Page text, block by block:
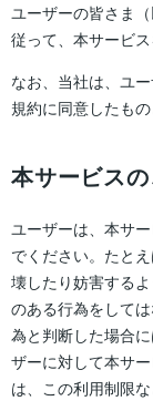
ユーザーの皆さま
従って、本サービス
なお、当社は、ユ
規約に同意したもの
本サービス
ユーザーは、本サ
でください。たと
壊したり妨害する
のある行為をして
為と判断した場合
ザーに対して本サ
は、この利用制限